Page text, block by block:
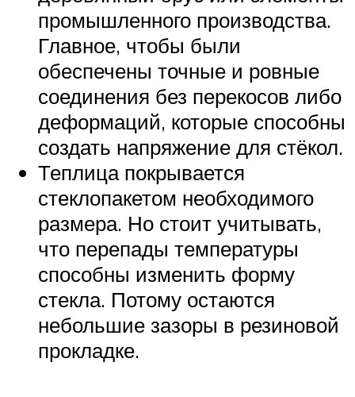
промышленного производства.
Главное, чтобы были
обеспечены точные и ровные
соединения без перекосов либо
деформаций, которые способны
создать напряжение для стёкол.
Теплица покрывается
стеклопакетом необходимого
размера. Но стоит учитывать,
что перепады температуры
способны изменить форму
стекла. Потому остаются
небольшие зазоры в резиновой
прокладке.